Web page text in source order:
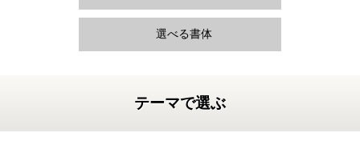
選べる書体
テーマで選ぶ